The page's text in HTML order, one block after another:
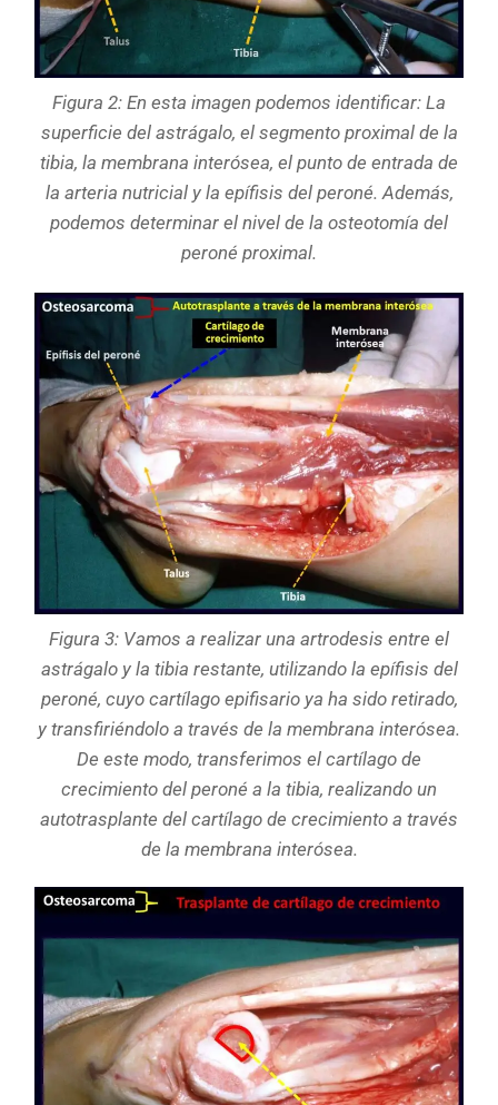
Figura 2: En esta imagen podemos identificar: La
superficie del astrágalo, el segmento proximal de la
tibia, la membrana interósea, el punto de entrada de
la arteria nutricial y la epífisis del peroné. Además,
podemos determinar el nivel de la osteotomía del
peroné proximal.
Figura 3: Vamos a realizar una artrodesis entre el
astrágalo y la tibia restante, utilizando la epífisis del
peroné, cuyo cartílago epifisario ya ha sido retirado,
y transfiriéndolo a través de la membrana interósea.
De este modo, transferimos el cartílago de
crecimiento del peroné a la tibia, realizando un
autotrasplante del cartílago de crecimiento a través
de la membrana interósea.